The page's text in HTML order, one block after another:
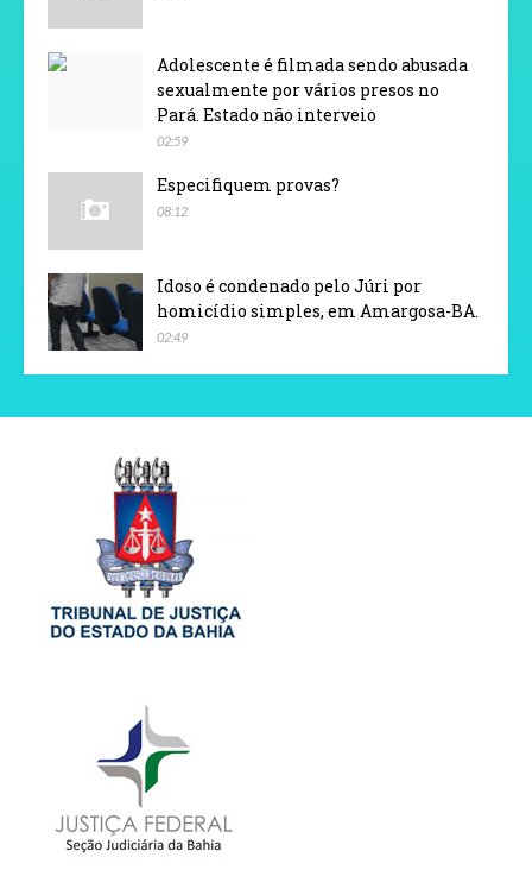
Adolescente é filmada sendo abusada
sexualmente por vários presos no
Pará. Estado não interveio
02:59
Especifiquem provas?
08:12
Idoso é condenado pelo Júri por
homicídio simples, em Amargosa-BA.
02:49